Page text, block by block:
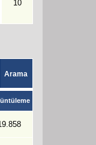
10
Arama